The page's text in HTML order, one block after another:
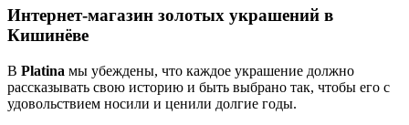
Интернет-магазин золотых украшений в
Кишинёве
В Platina мы убеждены, что каждое украшение должно
рассказывать свою историю и быть выбрано так, чтобы его с
удовольствием носили и ценили долгие годы.